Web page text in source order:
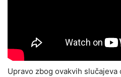
Upravo zbog ovakvih